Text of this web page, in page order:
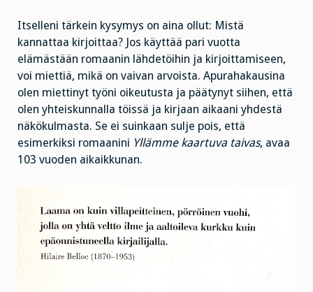
Itselleni tärkein kysymys on aina ollut: Mistä
kannattaa kirjoittaa? Jos käyttää pari vuotta
elämästään romaanin lähdetöihin ja kirjoittamiseen,
voi miettiä, mikä on vaivan arvoista. Apurahakausina
olen miettinyt työni oikeutusta ja päätynyt siihen, että
olen yhteiskunnalla töissä ja kirjaan aikaani yhdestä
näkökulmasta. Se ei suinkaan sulje pois, että
esimerkiksi romaanini Yllämme kaartuva taivas, avaa
103 vuoden aikaikkunan.